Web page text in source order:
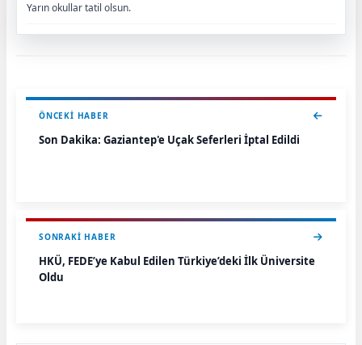
Yarın okullar tatil olsun.
ÖNCEKI HABER
Son Dakika: Gaziantep'e Uçak Seferleri İptal Edildi
SONRAKI HABER
HKÜ, FEDE’ye Kabul Edilen Türkiye’deki İlk Üniversite
Oldu